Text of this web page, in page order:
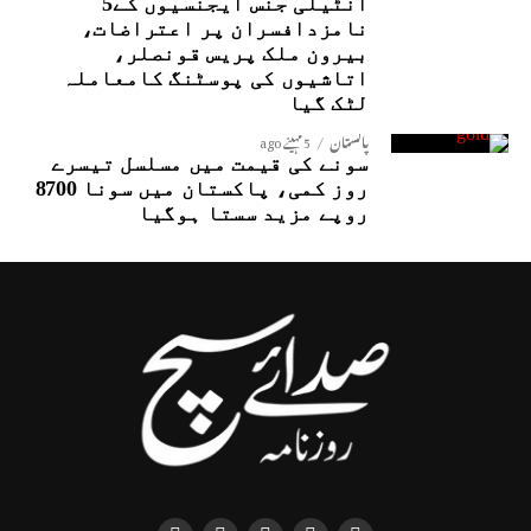
نامزدافسران پر اعتراضات،
بیرون ملک پریس قونصلر،
اتاشیوں کی پوسٹنگ کامعاملہ
لٹک گیا
پاکستان 5 مہینے ago
سونے کی قیمت میں مسلسل تیسرے
روز کمی، پاکستان میں سونا 8700
روپے مزید سستا ہوگیا